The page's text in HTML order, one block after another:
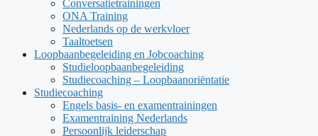
Conversatietrainingen
ONA Training
Nederlands op de werkvloer
Taaltoetsen
Loopbaanbegeleiding en Jobcoaching
Studieloopbaanbegeleiding
Studiecoaching – Loopbaanoriëntatie
Studiecoaching
Engels basis- en examentrainingen
Examentraining Nederlands
Persoonlijk leiderschap